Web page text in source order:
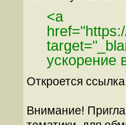
<a
ускорение
Откроется
Внимание!